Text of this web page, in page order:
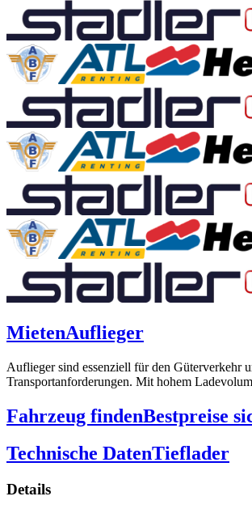
MietenAuflieger
Auflieger sind essenziell für den Güterverkehr
Transportanforderungen. Mit hohem
Fahrzeug findenBestpreise
Technische DatenTieflader
Details